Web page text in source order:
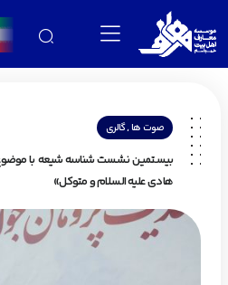
صوت ها,گالری
بیستمین نشست شناسه شیعه با موضوع
هادی علیه السلام و متوکل»